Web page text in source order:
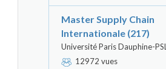
Master Supply Chain
Internationale (217)
Université Paris Dauphine-PSL
12972 vues